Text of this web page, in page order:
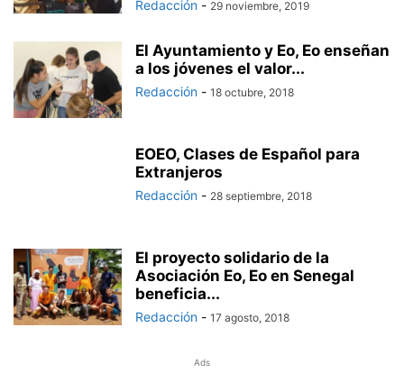
Redacción - 29 noviembre, 2019
El Ayuntamiento y Eo, Eo enseñan
a los jóvenes el valor...
Redacción - 18 octubre, 2018
EOEO, Clases de Español para
Extranjeros
Redacción - 28 septiembre, 2018
El proyecto solidario de la
Asociación Eo, Eo en Senegal
beneficia...
Redacción - 17 agosto, 2018
Ads